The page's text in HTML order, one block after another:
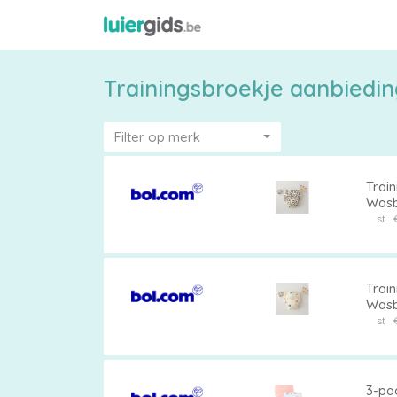
Trainingsbroekje
Filter op merk
28
st
23
st
3-